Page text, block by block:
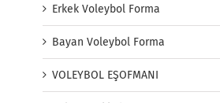
Erkek Voleybol Forma
Bayan Voleybol Forma
VOLEYBOL EŞOFMANI